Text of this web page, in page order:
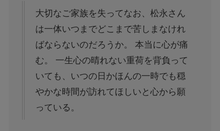
大切なご家族を失ってなお、松永さん
は一体いつまでどこまで苦しまなけれ
ばならないのだろうか。 本当に心が痛
む。 一生心の晴れない重荷を背負って
いても、いつの日かほんの一時でも穏
やかな時間が訪れてほしいと心から願
っている。